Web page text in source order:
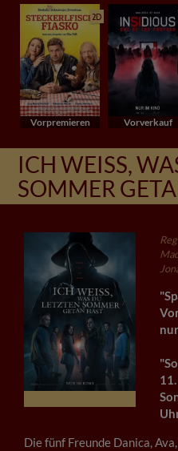
2D
Vorpremieren Vorverkauf
ICH WEISS,
OMMER
Die fünf Freunde Danica,